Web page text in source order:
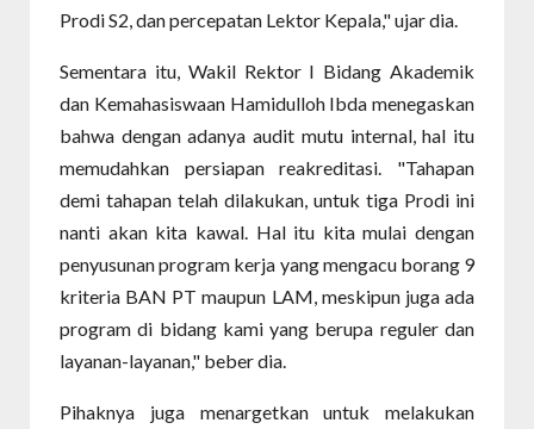
Prodi S2, dan percepatan Lektor Kepala," ujar dia.
Sementara itu, Wakil Rektor I Bidang Akademik
dan Kemahasiswaan Hamidulloh Ibda menegaskan
bahwa dengan adanya audit mutu internal, hal itu
memudahkan persiapan reakreditasi. "Tahapan
demi tahapan telah dilakukan, untuk tiga Prodi ini
nanti akan kita kawal. Hal itu kita mulai dengan
penyusunan program kerja yang mengacu borang 9
kriteria BAN PT maupun LAM, meskipun juga ada
program di bidang kami yang berupa reguler dan
layanan-layanan," beber dia.
Pihaknya juga menargetkan untuk melakukan